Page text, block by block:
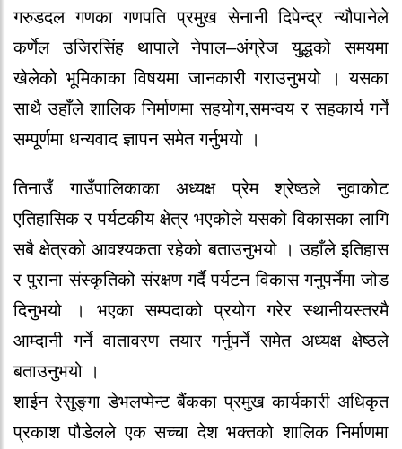
गरुडदल गणका गणपति प्रमुख सेनानी दिपेन्द्र न्यौपानेले
कर्णेल उजिरसिंह थापाले नेपाल–अंग्रेज युद्धको समयमा
खेलेको भूमिकाका विषयमा जानकारी गराउनुभयो । यसका
साथै उहाँले शालिक निर्माणमा सहयोग,समन्वय र सहकार्य गर्ने
सम्पूर्णमा धन्यवाद ज्ञापन समेत गर्नुभयो ।
तिनाउँ गाउँपालिकाका अध्यक्ष प्रेम श्रेष्ठले नुवाकोट
एतिहासिक र पर्यटकीय क्षेत्र भएकोले यसको विकासका लागि
सबै क्षेत्रको आवश्यकता रहेको बताउनुभयो । उहाँले इतिहास
र पुराना संस्कृतिको संरक्षण गर्दै पर्यटन विकास गनुपर्नेमा जोड
दिनुभयो । भएका सम्पदाको प्रयोग गरेर स्थानीयस्तरमै
आम्दानी गर्ने वातावरण तयार गर्नुपर्ने समेत अध्यक्ष क्षेष्ठले
बताउनुभयो ।
शाईन रेसुङ्गा डेभलप्मेन्ट बैंकका प्रमुख कार्यकारी अधिकृत
प्रकाश पौडेलले एक सच्चा देश भक्तको शालिक निर्माणमा